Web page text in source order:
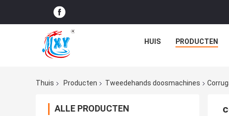
HUIS PRODUCTEN
Thuis Producten Tweedehands doosmachines
ALLE PRODUCTEN